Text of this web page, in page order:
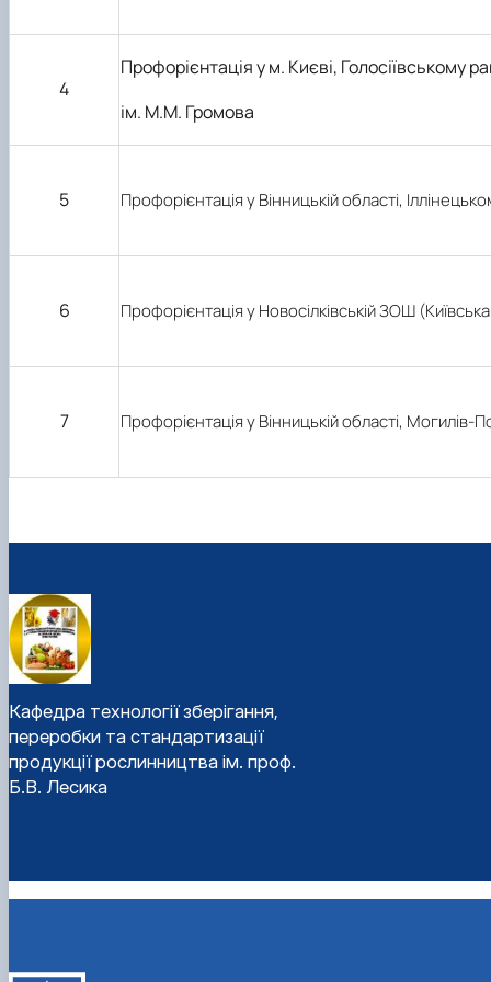
4
Профорієнтація у м. Києві, Голосіївському
ім. М.М. Громова
5 Профорієнтація у Вінницькій області,
6 Профорієнтація у Новосілківській ЗОШ
7 Профорієнтація у Вінницькій області,
Кафедра технології зберігання,
переробки та стандартизації
продукції рослинництва ім. проф.
Б.В. Лесика